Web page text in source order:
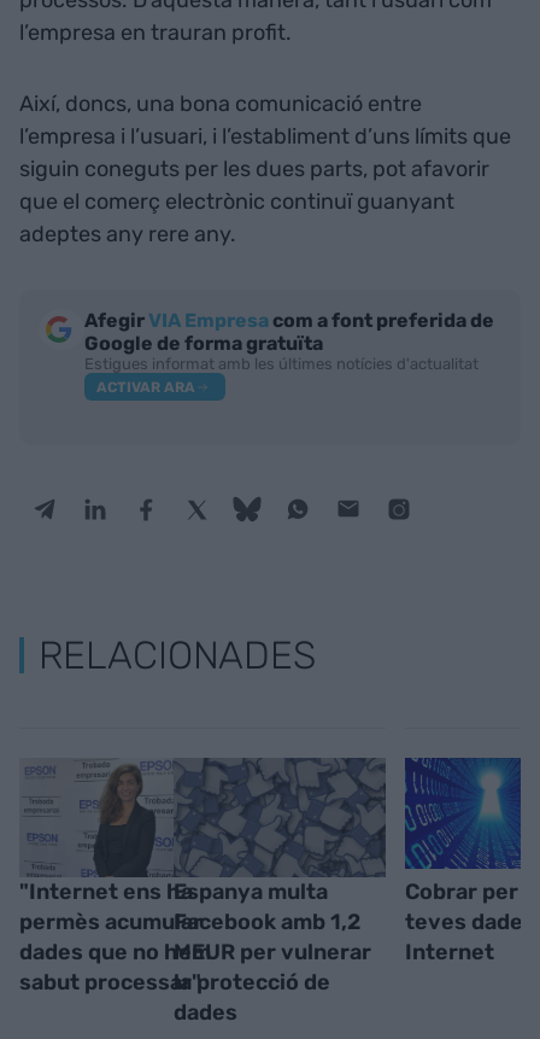
l’empresa en trauran profit.
Així, doncs, una bona comunicació entre
l’empresa i l’usuari, i l’establiment d’uns límits que
siguin coneguts per les dues parts, pot afavorir
que el comerç electrònic continuï guanyant
adeptes any rere any.
AfegirVIA Empresa com a font preferida de
Google de forma gratuïta
Estigues informat amb les últimes notícies d'actualitat
ACTIVAR ARA
RELACIONADES
"Internet ens ha
permès acumular
dades que no hem
sabut processar"
Espanya multa
Facebook amb 1,2
MEUR per vulnerar
la protecció de
dades
Cobrar per
teves dades
Internet